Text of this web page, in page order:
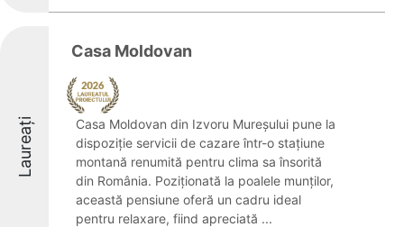
Laureați
Casa Moldovan
Casa Moldovan din Izvoru Mureșului pune la
dispoziție servicii de cazare într-o stațiune
montană renumită pentru clima sa însorită
din România. Poziționată la poalele munților,
această pensiune oferă un cadru ideal
pentru relaxare, fiind apreciată ...